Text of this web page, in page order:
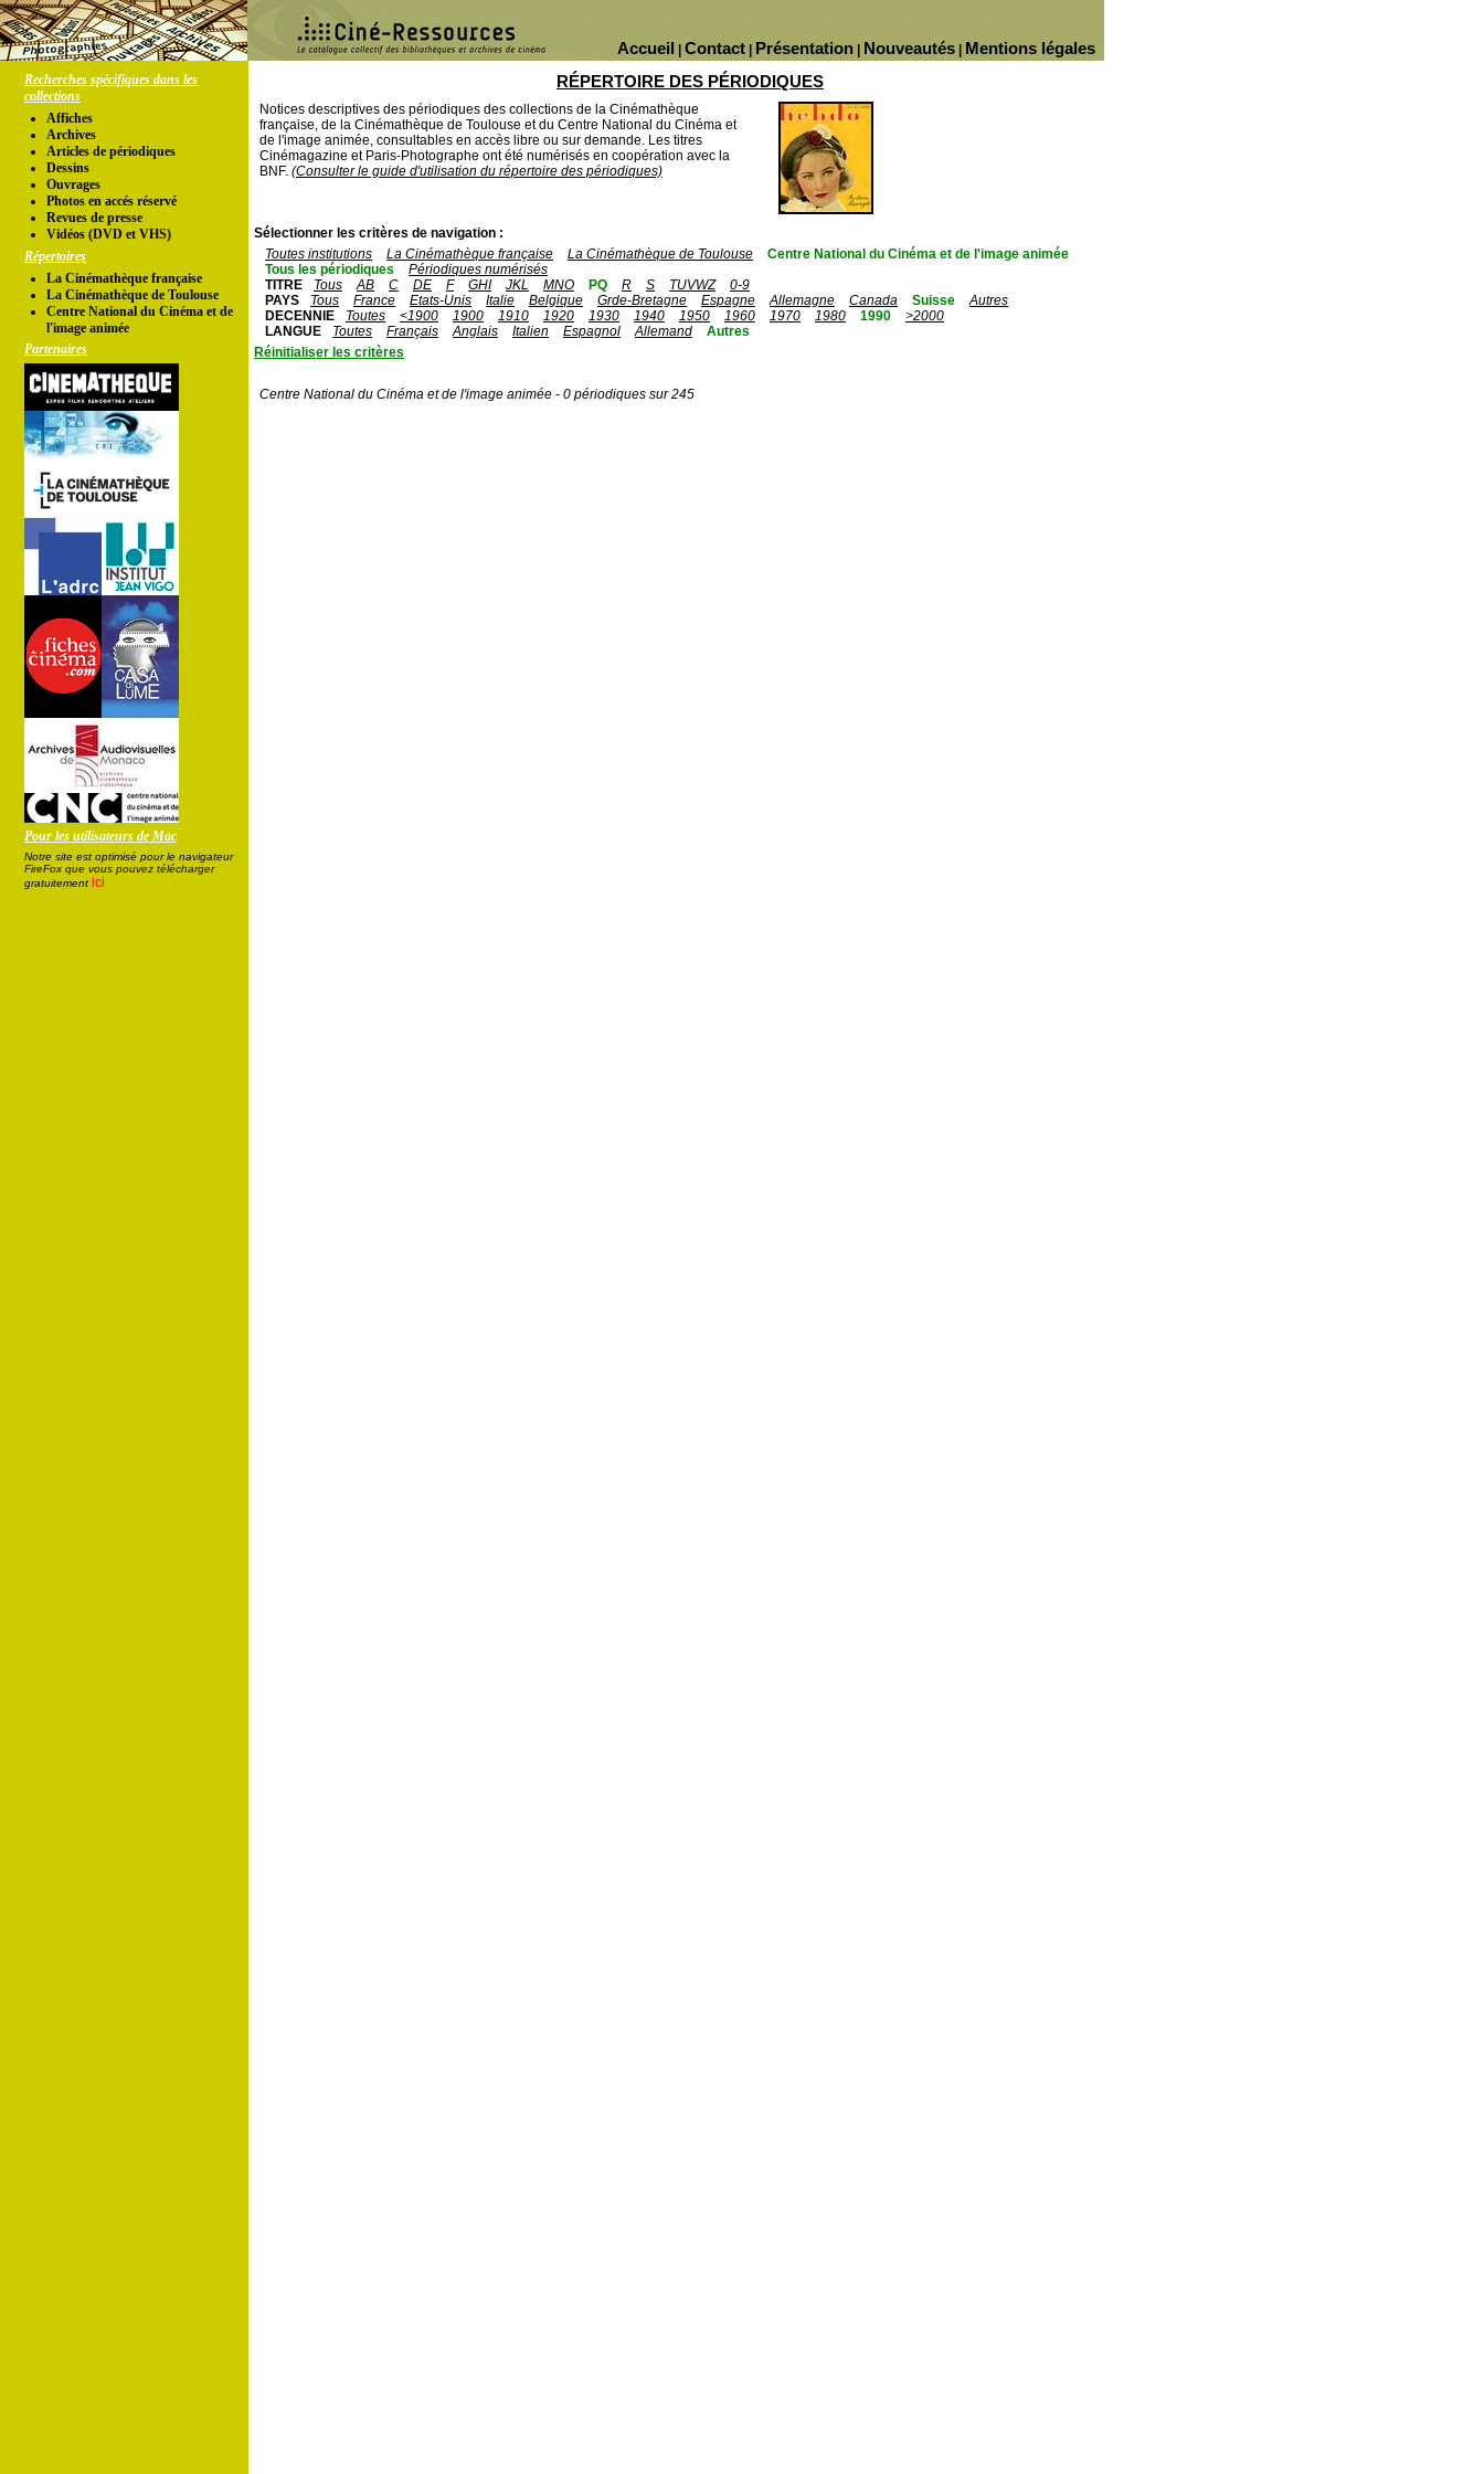
Mentions légales
Nouveautés
Présentation
Contact
Accueil
Recherches spécifiques dans les
collections
Affiches
Archives
Articles de périodiques
Dessins
Ouvrages
Photos en accés réservé
Revues de presse
Vidéos (DVD et VHS)
Répertoires
La Cinémathèque française
La Cinémathèque de Toulouse
Centre National du Cinéma et de
l'image animée
Partenaires
Pour les utilisateurs de Mac
Notre site est optimisé pour le navigateur
FireFox que vous pouvez télécharger
gratuitement ici
RÉPERTOIRE DES PÉRIODIQUES
Notices descriptives des périodiques des collections de la Cinémathèque
française, de la Cinémathèque de Toulouse et du Centre National du Cinéma et
de l'image animée, consultables en accès libre ou sur demande. Les titres
Cinémagazine et Paris-Photographe ont été numérisés en coopération avec la
BNF. (Consulter le guide d'utilisation du répertoire des périodiques)
Sélectionner les critères de navigation :
Toutes institutions
La Cinémathèque française La Cinémathèque de Toulouse
Centre National du Cinéma et de l'image animée
Tous les périodiques
Périodiques numérisés
TITRE
Tous AB C DE F GHI JKL MNO PQ R S TUVWZ
0-9
PAYS
Tous France Etats-Unis Italie Belgique Grde-Bretagne Espagne Allemagne Canada Suisse
Autres
DECENNIE
Toutes <1900 1900 1910 1920 1930 1940 1950 1960 1970 1980 1990
>2000
LANGUE
Toutes Français Anglais Italien Espagnol Allemand
Autres
Réinitialiser les critères
Centre National du Cinéma et de l'image animée - 0 périodiques sur 245